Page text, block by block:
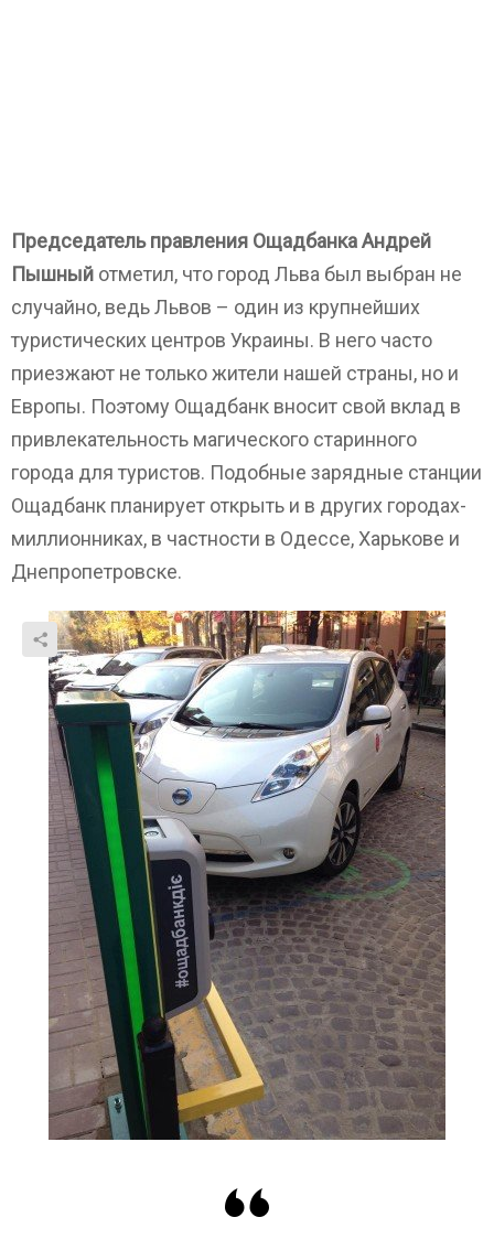
Председатель правления Ощадбанка Андрей
Пышный отметил, что город Льва был выбран не
случайно, ведь Львов – один из крупнейших
туристических центров Украины. В него часто
приезжают не только жители нашей страны, но и
Европы. Поэтому Ощадбанк вносит свой вклад в
привлекательность магического старинного
города для туристов. Подобные зарядные станции
Ощадбанк планирует открыть и в других городах-
миллионниках, в частности в Одессе, Харькове и
Днепропетровске.